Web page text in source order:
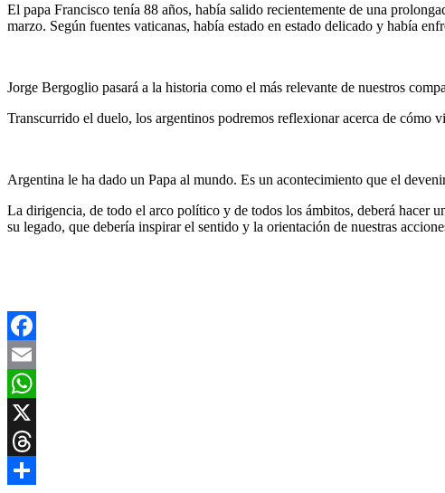
El papa Francisco tenía 88 años, había salido recientemente de una
marzo. Según fuentes vaticanas, había estado en estado delicado y había
Jorge Bergoglio pasará a la historia como el más relevante de nuestros
Transcurrido el duelo, los argentinos podremos reflexionar acerca de cómo
Argentina le ha dado un Papa al mundo. Es un acontecimiento que el
La dirigencia, de todo el arco político y de todos los ámbitos, deberá hacer
su legado, que debería inspirar el sentido y la orientación de nuestras
Facebook
Email
WhatsApp
X
Threads